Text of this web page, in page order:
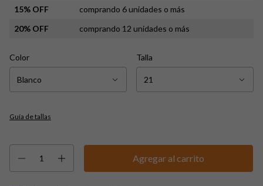
15% OFF
comprando 6 unidades o más
20% OFF
comprando 12 unidades o más
Color Talla
Guía de tallas